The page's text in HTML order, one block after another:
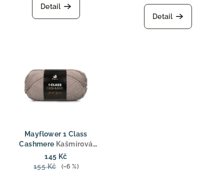
Detail
hodnocení
produktu
Detail
Mayflower 1 Class
Cashmere Kašmírová
ponožková příze 1. třídy –
Merino & Kašmír
145 Kč
155 Kč
(–6 %)